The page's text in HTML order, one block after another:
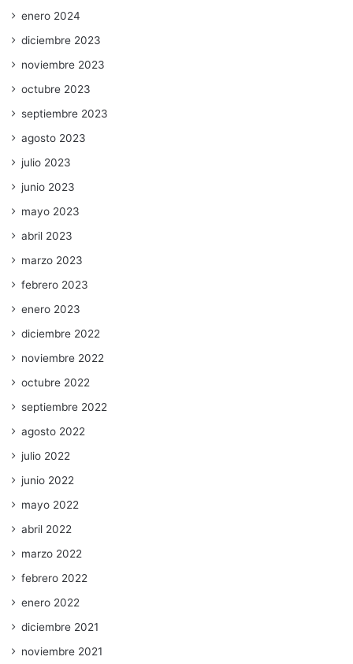
enero 2024
diciembre 2023
noviembre 2023
octubre 2023
septiembre 2023
agosto 2023
julio 2023
junio 2023
mayo 2023
abril 2023
marzo 2023
febrero 2023
enero 2023
diciembre 2022
noviembre 2022
octubre 2022
septiembre 2022
agosto 2022
julio 2022
junio 2022
mayo 2022
abril 2022
marzo 2022
febrero 2022
enero 2022
diciembre 2021
noviembre 2021